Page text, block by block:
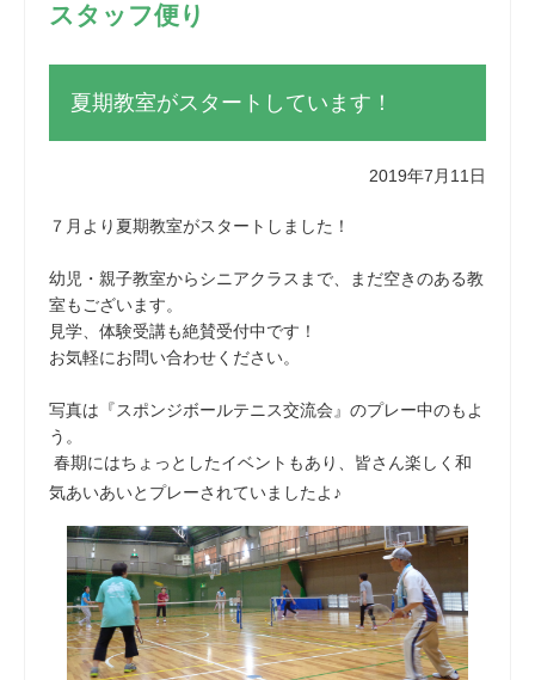
スタッフ便り
夏期教室がスタートしています！
2019年7月11日
７月より夏期教室がスタートしました！
幼児・親子教室からシニアクラスまで、まだ空きのある教
室もございます。
見学、体験受講も絶賛受付中です！
お気軽にお問い合わせください。
写真は『スポンジボールテニス交流会』のプレー中のもよ
う。
春期にはちょっとしたイベントもあり、皆さん楽しく和
気あいあいとプレーされていましたよ♪